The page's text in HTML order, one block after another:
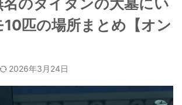
名のタイタンの大墓にい
匹の場所まとめ【オン
2026年3月24日